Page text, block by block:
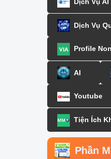
Dịch Vụ
Profile
AI
Youtube
Tiện Ích
Phần